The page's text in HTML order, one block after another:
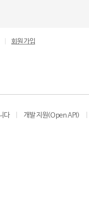
회원 가입
다 개발 지원(Open API)